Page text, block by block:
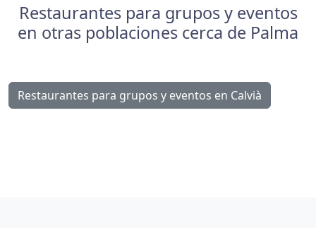
Restaurantes para grupos y eventos
en otras poblaciones cerca de Palma
Restaurantes para grupos y eventos en Calvià